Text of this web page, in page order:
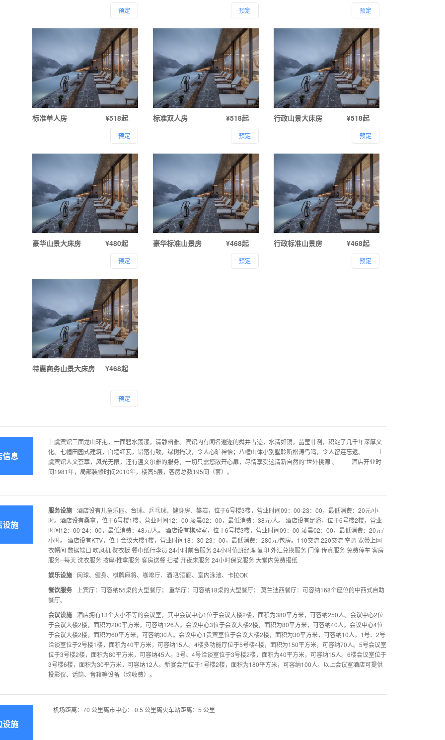
预定 预定 预定
标准单人房 ¥518起
预定
标准双人房 ¥518起
预定
行政山景大床房 ¥518起
预定
豪华山景大床房 ¥480起
预定
豪华标准山景房 ¥468起
预定
行政标准山景房 ¥468起
预定
特惠商务山景大床房 ¥468起
预定
信息
上虞宾馆三面龙山环抱，一面碧水荡漾，清静幽雅。宾馆内有闻名遐迩的舜井古迹，水清如镜，晶莹甘洌，积淀了几千年深厚文
化。七幢田园式建筑，白墙红瓦，错落有致，绿树掩映，令人心旷神怡；八幢山体小别墅聆听松涛鸟鸣，令人留连忘返。 上
虞宾馆人文荟萃，风光无限，还有温文尔雅的服务，一切只需您敞开心扉，尽情享受这清新自然的“世外桃源”。 酒店开业时
间1981年，局部装修时间2010年，楼高5层，客房总数195间（套）。
设施
服务设施
酒店设有儿童乐园、台球、乒乓球、健身房、攀岩，位于6号楼3楼，营业时间09：00-23：00，最低消费：20元/小
时。酒店设有桑拿，位于6号楼1楼，营业时间12：00-凌晨02：00，最低消费：38元/人。 酒店设有足浴，位于6号楼2楼，营业
时间12：00-24：00，最低消费：48元/人。 酒店设有棋牌室，位于6号楼3楼，营业时间09：00-凌晨02：00，最低消费：20元/
小时。 酒店设有KTV，位于会议大楼1楼，营业时间18：30-23：00，最低消费：280元/包房。110交流 220交流 空调 宽带上网
衣帽间 数据端口 吹风机 熨衣板 餐巾纸行李员 24小时前台服务 24小时值班经理 复印 外汇兑换服务 门僮 传真服务 免费停车 客房
服务--每天 洗衣服务 按摩/推拿服务 客房送餐 扫描 开夜床服务 24小时保安服务 大堂内免费报纸
娱乐设施 网球、健身、棋牌麻将、咖啡厅、酒吧/酒廊、室内泳池、卡拉OK
餐饮服务
上宾厅：可容纳55桌的大型餐厅； 重华厅：可容纳18桌的大型餐厅； 莫兰迪西餐厅：可容纳168个座位的中西式自助
餐厅。
会议设施
酒店拥有13个大小不等的会议室，其中会议中心1位于会议大楼2楼，面积为380平方米，可容纳250人。会议中心2位
于会议大楼2楼，面积为200平方米，可容纳126人。会议中心3位于会议大楼2楼，面积为80平方米，可容纳40人。会议中心4位
于会议大楼2楼，面积为60平方米，可容纳30人。会议中心1贵宾室位于会议大楼2楼，面积为30平方米，可容纳10人。1号、2号
洽谈室位于2号楼1楼，面积为40平方米，可容纳15人。4楼多功能厅位于5号楼4楼，面积为150平方米，可容纳70人。5号会议室
位于3号楼2楼，面积为80平方米，可容纳45人。3号、4号洽谈室位于3号楼2楼，面积为40平方米，可容纳15人。6楼会议室位于
3号楼6楼，面积为30平方米，可容纳12人。新宴会厅位于1号楼2楼，面积为180平方米，可容纳100人。以上会议室酒店可提供
投影仪、话筒、音箱等设备（均收费）。
设施
机场距离：70 公里离市中心： 0.5 公里离火车站距离：5 公里